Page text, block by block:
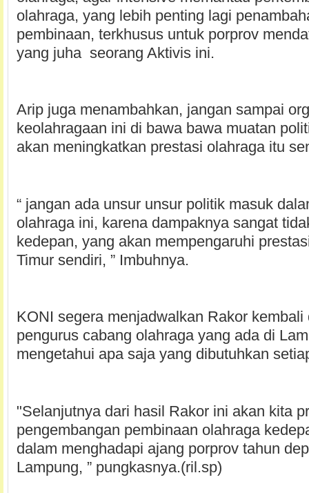
olahraga, yang lebih penting lagi
pembinaan, terkhusus untuk porprov
yang juha seorang Aktivis ini.
Arip juga menambahkan, jangan sampai
keolahragaan ini di bawa bawa muatan
akan meningkatkan prestasi olahraga itu
“ jangan ada unsur unsur politik masuk
olahraga ini, karena dampaknya sangat
kedepan, yang akan mempengaruhi
Timur sendiri, ” Imbuhnya.
KONI segera menjadwalkan Rakor
pengurus cabang olahraga yang ada di
mengetahui apa saja yang dibutuhkan
"Selanjutnya dari hasil Rakor ini akan kita
pengembangan pembinaan olahraga
dalam menghadapi ajang porprov tahun
Lampung, ” pungkasnya.(ril.sp)